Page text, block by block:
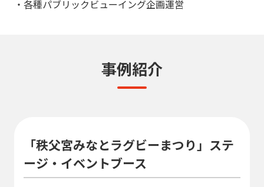
各種パブリックビューイング企画運営
事例紹介
「秩父宮みなとラグビーまつり」ステ
ージ・イベントブース